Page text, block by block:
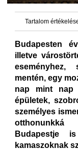
Tartalom
Budapesten
illetve
eseményhez,
mentén, egy
nap mint nap
épületek,
személyes
Budapestje
kamaszoknak